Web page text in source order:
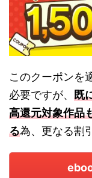
このクーポンを
必要ですが、 既
高還元対象作品
る為、更なる割